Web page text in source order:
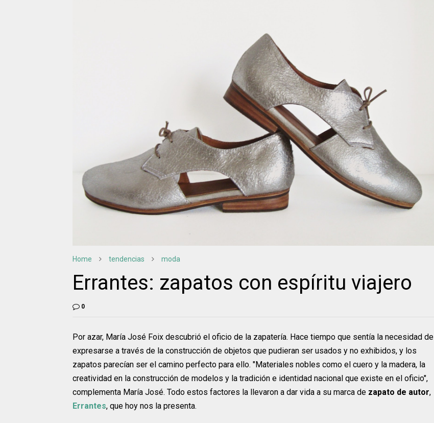
Home tendencias moda
Errantes: zapatos con espíritu viajero
0
Por azar, María José Foix descubrió el oficio de la zapatería. Hace tiempo que sentía la necesidad de
expresarse a través de la construcción de objetos que pudieran ser usados y no exhibidos, y los
zapatos parecían ser el camino perfecto para ello. "Materiales nobles como el cuero y la madera, la
creatividad en la construcción de modelos y la tradición e identidad nacional que existe en el oficio",
complementa María José. Todo estos factores la llevaron a dar vida a su marca de zapato de autor,
Errantes, que hoy nos la presenta.